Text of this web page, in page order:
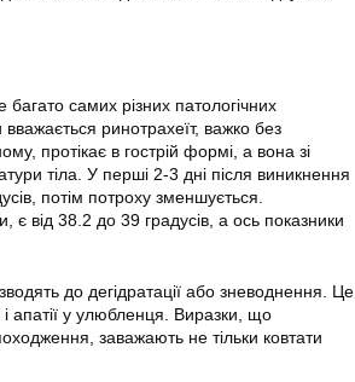
самих різних патологічних
ринотрахеїт, важко без
протікає в гострій формі, а вона зі
тіла. У перші 2-3 дні після виникнення
потім потроху зменшується.
від 38.2 до 39 градусів, а ось показники
до дегідратації або зневоднення. Це
і апатії у улюбленця. Виразки, що
заважають не тільки ковтати